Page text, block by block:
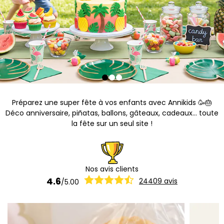
Préparez une super fête à vos enfants avec Annikids 🥳🎂
Déco anniversaire, piñatas, ballons, gâteaux, cadeaux... toute
la fête sur un seul site !
Nos avis clients
4.6/5.00 24409 avis